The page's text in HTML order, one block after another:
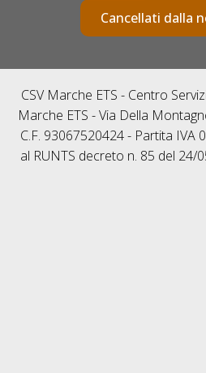
Cancellati dalla
CSV Marche ETS - Centro
Marche ETS - Via Della
C.F. 93067520424 - Partita IVA
al RUNTS decreto n. 85 del 24/